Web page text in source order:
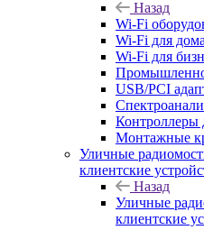
Назад
Wi-Fi
Wi-Fi для дома
Wi-Fi для
USB/PCI
Контроллеры
Монтажные
Уличные
клиентские
Назад
Уличные
клиентские